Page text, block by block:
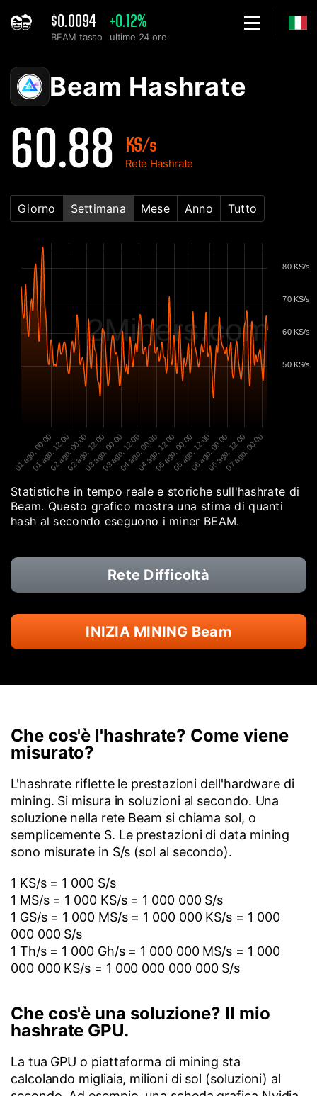
$0.0094
BEAM tasso
+0.12%
ultime 24 ore
Beam Grafico di Hashrate della rete - 2Miners
Beam Hashrate
60.88 KS/s
Rete Hashrate
Giorno Settimana Mese Anno Tutto
2Miners.com
01 ago, 00:00
01 ago, 12:00
02 ago, 00:00
02 ago, 12:00
03 ago, 00:00
03 ago, 12:00
04 ago, 00:00
04 ago, 12:00
05 ago, 00:00
05 ago, 12:00
06 ago, 00:00
06 ago, 12:00
07 ago, 00:00
50 KS/s
60 KS/s
70 KS/s
80 KS/s
Statistiche in tempo reale e storiche sull'hashrate di
Beam. Questo grafico mostra una stima di quanti
hash al secondo eseguono i miner BEAM.
Rete Difficoltà
INIZIA MINING Beam
Che cos'è l'hashrate? Come viene
misurato?
L'hashrate riflette le prestazioni dell'hardware di
mining. Si misura in soluzioni al secondo. Una
soluzione nella rete Beam si chiama sol, o
semplicemente S. Le prestazioni di data mining
sono misurate in S/s (sol al secondo).
1 KS/s = 1 000 S/s
1 MS/s = 1 000 KS/s = 1 000 000 S/s
1 GS/s = 1 000 MS/s = 1 000 000 KS/s = 1 000
000 000 S/s
1 Th/s = 1 000 Gh/s = 1 000 000 MS/s = 1 000
000 000 KS/s = 1 000 000 000 000 S/s
Che cos'è una soluzione? Il mio
hashrate GPU.
La tua GPU o piattaforma di mining sta
calcolando migliaia, milioni di sol (soluzioni) al